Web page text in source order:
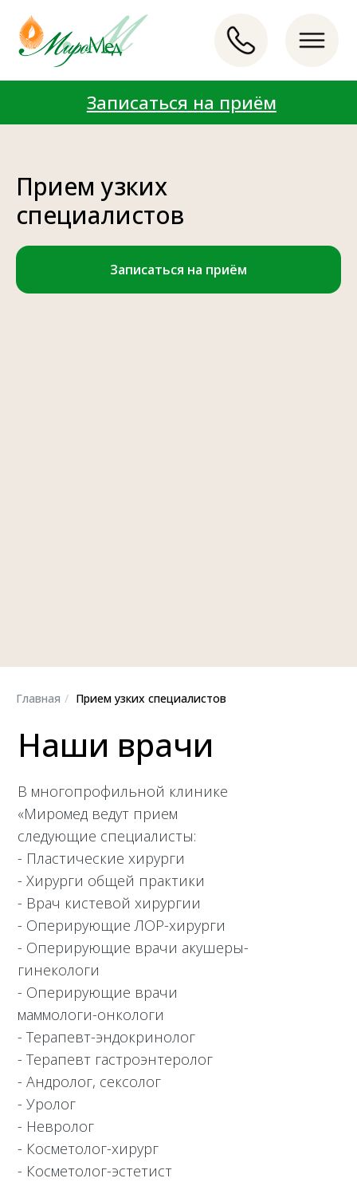
Прием узких
специалистов
Записаться на приём
Главная / Прием узких специалистов
Наши врачи
В многопрофильной клинике
«Миромед ведут прием
следующие специалисты:
- Пластические хирурги
- Хирурги общей практики
- Врач кистевой хирургии
- Оперирующие ЛОР-хирурги
- Оперирующие врачи акушеры-
гинекологи
- Оперирующие врачи
маммологи-онкологи
- Терапевт-эндокринолог
- Терапевт гастроэнтеролог
- Андролог, сексолог
- Уролог
- Невролог
- Косметолог-хирург
- Косметолог-эстетист